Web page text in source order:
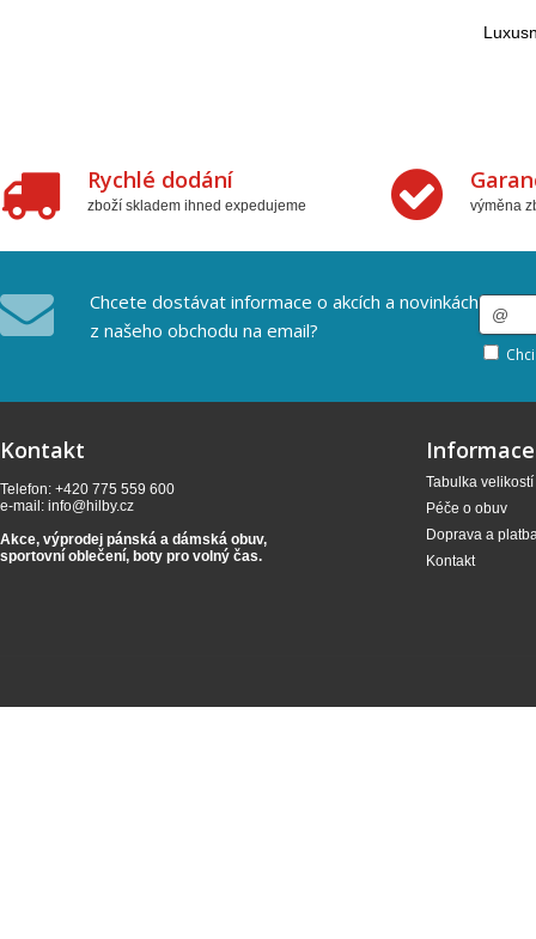
Rychlé dodání
zboží skladem ihned expedujeme výměna
Chcete dostávat informace o akcích a novinkách
z našeho obchodu na email?
Kontakt
Telefon: +420 775 559 600
e-mail: info@hilby.cz
Akce, výprodej pánská a dámská obuv,
sportovní oblečení, boty pro volný čas.
Informace
Tabulka velikostí
Péče o obuv
Doprava a
Kontakt